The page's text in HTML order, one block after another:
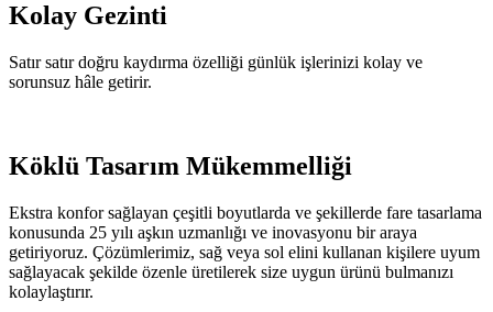
Kolay Gezinti
Satır satır doğru kaydırma özelliği günlük işlerinizi kolay ve
sorunsuz hâle getirir.
Köklü Tasarım Mükemmelliği
Ekstra konfor sağlayan çeşitli boyutlarda ve şekillerde fare tasarlama
konusunda 25 yılı aşkın uzmanlığı ve inovasyonu bir araya
getiriyoruz. Çözümlerimiz, sağ veya sol elini kullanan kişilere uyum
sağlayacak şekilde özenle üretilerek size uygun ürünü bulmanızı
kolaylaştırır.